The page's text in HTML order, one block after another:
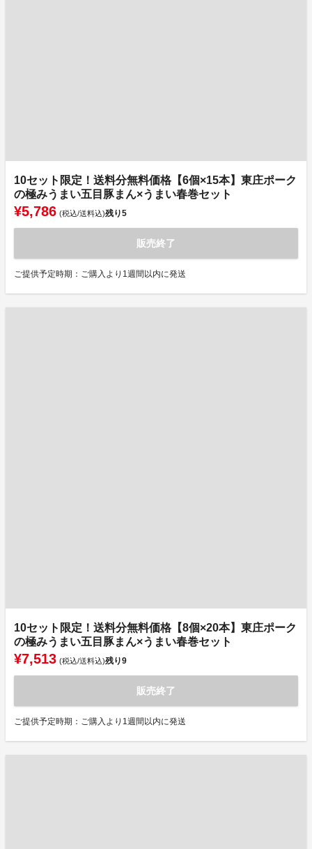
10セット限定！送料分無料価格【6個×15本】東庄ポーク
の極みうまい五目豚まん×うまい春巻セット
¥5,786 (税込/送料込)残り5
販売終了
ご提供予定時期：ご購入より1週間以内に発送
10セット限定！送料分無料価格【8個×20本】東庄ポーク
の極みうまい五目豚まん×うまい春巻セット
¥7,513 (税込/送料込)残り9
販売終了
ご提供予定時期：ご購入より1週間以内に発送